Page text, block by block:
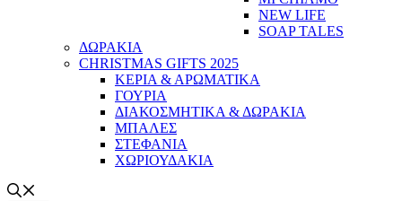
NEW LIFE
SOAP TALES
ΔΩΡΑΚΙΑ
CHRISTMAS GIFTS 2025
ΚΕΡΙΑ & ΑΡΩΜΑΤΙΚΑ
ΓΟΥΡΙΑ
ΔΙΑΚΟΣΜΗΤΙΚΑ & ΔΩΡΑΚΙΑ
ΜΠΑΛΕΣ
ΣΤΕΦΑΝΙΑ
ΧΩΡΙΟΥΔΑΚΙΑ